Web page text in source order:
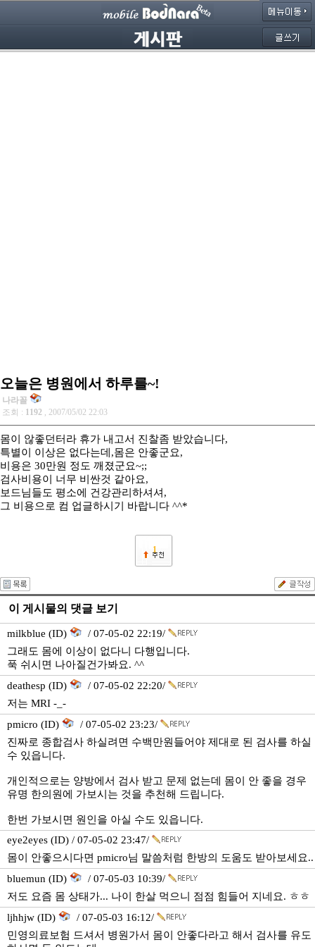
오늘은 병원에서 하루를~!
나라꼴
조회 : 1192 , 2007/05/02 22:03
몸이 않좋던터라 휴가 내고서 진찰좀 받았습니다,
특별이 이상은 없다는데,몸은 안좋군요,
비용은 30만원 정도 깨졌군요~;;
검사비용이 너무 비싼것 같아요,
보드님들도 평소에 건강관리하셔셔,
그 비용으로 컴 업글하시기 바랍니다 ^^*
1
이 게시물의 댓글 보기
milkblue (ID)
/ 07-05-02 22:19/
그래도 몸에 이상이 없다니 다행입니다.
푹 쉬시면 나아질건가봐요. ^^
deathesp (ID)
/ 07-05-02 22:20/
저는 MRI -_-
pmicro (ID)
/ 07-05-02 23:23/
진짜로 종합검사 하실려면 수백만원들어야 제대로 된 검사를 하실
수 있읍니다.
개인적으로는 양방에서 검사 받고 문제 없는데 몸이 안 좋을 경우
유명 한의원에 가보시는 것을 추천해 드립니다.
한번 가보시면 원인을 아실 수도 있읍니다.
eye2eyes (ID) / 07-05-02 23:47/
몸이 안좋으시다면 pmicro님 말씀처럼 한방의 도움도 받아보세요..
bluemun (ID)
/ 07-05-03 10:39/
저도 요즘 몸 상태가... 나이 한살 먹으니 점점 힘들어 지네요. ㅎㅎ
ljhhjw (ID)
/ 07-05-03 16:12/
민영의료보험 드셔서 병원가서 몸이 안좋다라고 해서 검사를 유도